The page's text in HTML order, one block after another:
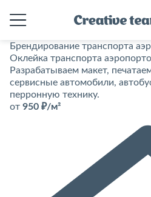
Брендирование транспорта
Оклейка транспорта
Разрабатываем макет,
сервисные автомобили,
перронную технику.
от 950 ₽/м²